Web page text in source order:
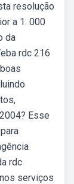
resolução
a 1. 000
da
rdc 216
Esse
rdc
serviços